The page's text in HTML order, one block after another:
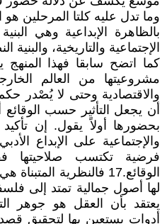
وما تدل عليه كلتا المرحلين هو
بالظاهرة الإبداعية وهي البنية
الإجتماعية والتاريخية، والبنية
كما اتضح سابقا فهذا
مشروعيتها من العالم
والاقتصادية وحتى لا يُصْدر
أن يجعل التأثير حسب الوقائع
بحضورها أولاً يقول. إن تأكيد
والإجتماعية على الإبداع
فرضية تكتسب صلاحيتها
الوقائع.17 فالنظرية
لها أصول جمالية تمتد إلى
يعتقد بأن العقل هو جوهر
أدوات يستعين بها لتحقيق